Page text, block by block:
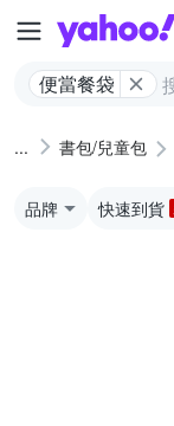
便當餐袋
書包/兒童包
品牌 快速到貨